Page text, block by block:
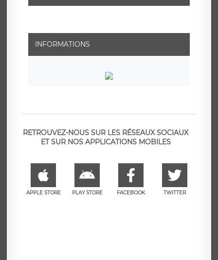
INFORMATIONS
RETROUVEZ-NOUS SUR LES RÉSEAUX SOCIAUX
ET SUR NOS APPLICATIONS MOBILES
APPLE STORE PLAY STORE FACEBOOK TWITTER